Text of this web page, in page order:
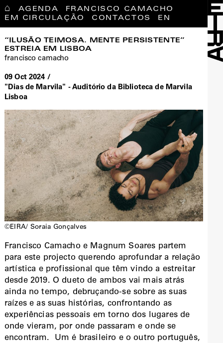
⌂ AGENDA
FRANCISCO CAMACHO
EM CIRCULAÇÃO
CONTACTOS EN
“ILUSÃO TEIMOSA. MENTE PERSISTENTE”
ESTREIA EM LISBOA
francisco camacho
09 Oct 2024 /
"Dias de Marvila" - Auditório da Biblioteca de Marvila
Lisboa
©EIRA/ Soraia Gonçalves
Francisco Camacho e Magnum Soares partem
para este projecto querendo aprofundar a relação
artística e profissional que têm vindo a estreitar
desde 2019. O dueto de ambos vai mais atrás
ainda no tempo, debruçando-se sobre as suas
raízes e as suas histórias, confrontando as
experiências pessoais em torno dos lugares de
onde vieram, por onde passaram e onde se
encontram. Um é brasileiro e o outro português,